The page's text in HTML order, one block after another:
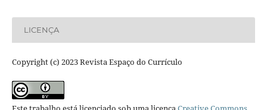
LICENÇA
Copyright (c) 2023 Revista Espaço do Currículo